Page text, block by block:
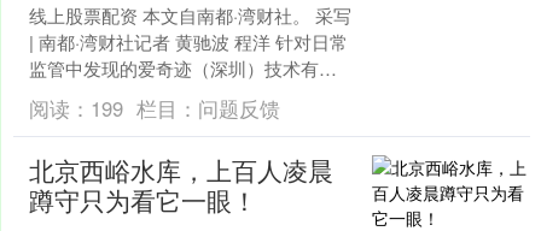
线上股票配资 本文自南都·湾财社。 采写
| 南都·湾财社记者 黄驰波 程洋 针对日常
监管中发现的爱奇迹（深圳）技术有限
公司涉嫌违法违规生产经营、合规管理
薄弱等....
阅读： 199 栏目： 问题反馈
北京西峪水库，上百人凌晨
蹲守只为看它一眼！